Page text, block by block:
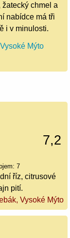
chmel a
nabídce má tři
i v minulosti.
Mýto
7,2
7
říz, citrusové
pití.
Vysoké Mýto